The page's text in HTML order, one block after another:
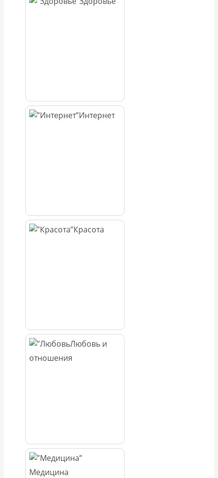
Интернет
Красота
Любовь и
отношения
Медицина